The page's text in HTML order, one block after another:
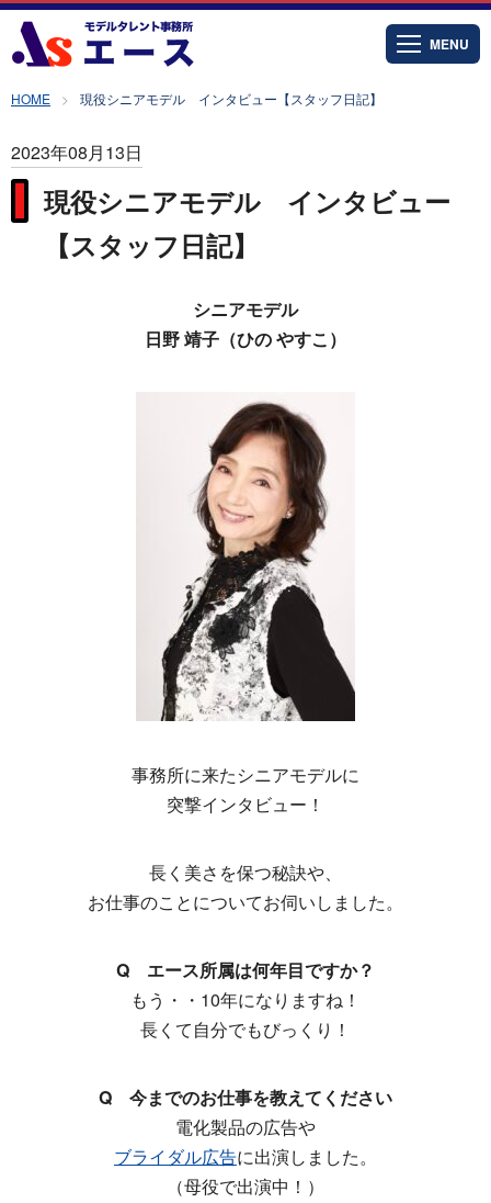
MENU
HOME 現役シニアモデル インタビュー【スタッフ日記】
2023年08月13日
現役シニアモデル インタビュー
【スタッフ日記】
シニアモデル
日野 靖子（ひの やすこ）
事務所に来たシニアモデルに
突撃インタビュー！
長く美さを保つ秘訣や、
お仕事のことについてお伺いしました。
Q エース所属は何年目ですか？
もう・・10年になりますね！
長くて自分でもびっくり！
Q 今までのお仕事を教えてください
電化製品の広告や
ブライダル広告に出演しました。
（母役で出演中！）